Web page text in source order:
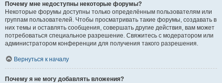
Почему мне недоступны некоторые форумы?
Некоторые форумы доступны только определённым пользователям или
группам пользователей. Чтобы просматривать такие форумы, создавать в
них темы и оставлять сообщения, совершать другие действия, вам может
потребоваться специальное разрешение. Свяжитесь с модератором или
администратором конференции для получения такого разрешения.
Вернуться к началу
Почему я не могу добавлять вложения?